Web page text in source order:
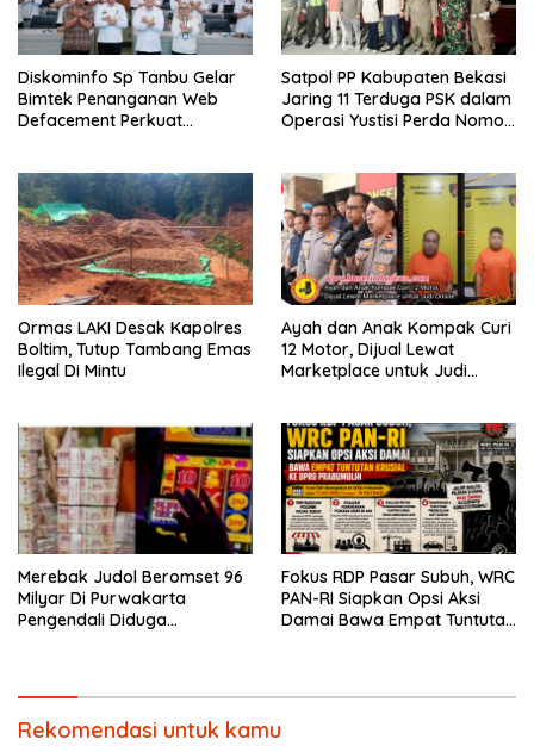
Diskominfo Sp Tanbu Gelar
Bimtek Penanganan Web
Defacement Perkuat
Satpol PP Kabupaten Bekasi
Jaring 11 Terduga PSK dalam
Operasi Yustisi Perda Nomor
Ormas LAKI Desak Kapolres
Boltim, Tutup Tambang Emas
Ilegal Di Mintu
Ayah dan Anak Kompak Curi
12 Motor, Dijual Lewat
Marketplace untuk Judi
Merebak Judol Beromset 96
Milyar Di Purwakarta
Pengendali Diduga
Fokus RDP Pasar Subuh, WRC
PAN-RI Siapkan Opsi Aksi
Damai Bawa Empat Tuntutan
Rekomendasi untuk kamu